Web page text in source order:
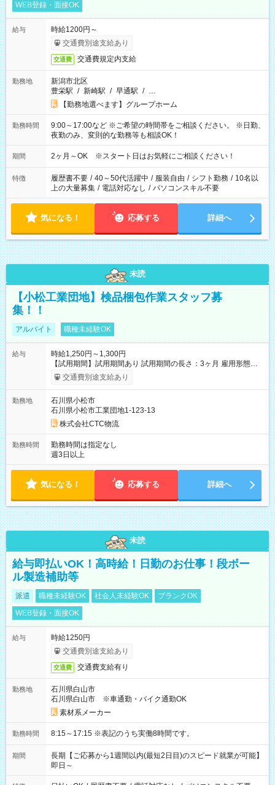
WEB登録・面接OK
給与
時給1200円～
交通費別途支給あり
交通費 交通費規定内支給
勤務地
新潟市北区
豊栄駅 / 新崎駅 / 早通駅 / …
【勤務地選べます】グループホーム
勤務時間
9:00～17:00など ※ご希望の時間帯をご相談ください。 ※日勤、
夜勤のみ、変則的な勤務等も相談OK！
期間 2ヶ月～OK ※スタート日はお気軽にご相談ください！
特徴 履歴書不要 / 40～50代活躍中 / 服装自由 / シフト勤務 / 10名以
上の大量募集 / 電話対応なし / パソコンスキル不要
気になる！ 応募する 詳細へ
未読
【小松工業団地】検品梱包作業スタッフ募
集！！
アルバイト 職種未経験OK
給与
時給1,250円～1,300円
【試用期間】試用期間あり 試用期間の長さ：3ヶ月 雇用形態、
給与は本採用時と同じです。
交通費別途支給あり
勤務地
石川県小松市
石川県小松市工業団地1-123-13
株式会社CTC物流
勤務時間
勤務時間は指定なし
週3日以上
気になる！ 応募する 詳細へ
未読
給与即払いOK！高時給！日勤のお仕事！段ボー
ル製造補助等
派遣 職種未経験OK 社会人未経験OK
ブランクOK
WEB登録・面接OK
給与
時給1250円
交通費別途支給あり
交通費 交通費支給有り
勤務地
石川県白山市
石川県白山市 ※車通勤・バイク通勤OK
素材系メーカー
勤務時間 8:15～17:15 ※表記のうち実働8時間です。
期間
長期【ご応募から1週間以内(最短2日目)のスピード就業が可能】
即日～